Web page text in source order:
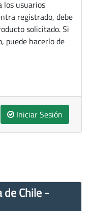
los usuarios
registrado, debe
solicitado. Si
puede hacerlo de
Iniciar Sesión
Chile -